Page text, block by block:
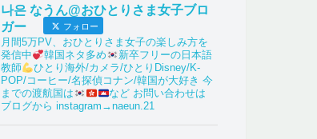
나은 なうん@おひとりさま女子ブロ
ガー
フォロー
月間5万PV、おひとりさま女子の楽しみ方を
発信中
韓国ネタ多め
新卒フリーの日本語
教師
ひとり海外/カメラ/ひとりDisney/K-
POP/コーヒー/名探偵コナン/韓国が大好き 今
までの渡航国は
など お問い合わせは
ブログから instagram→naeun.21